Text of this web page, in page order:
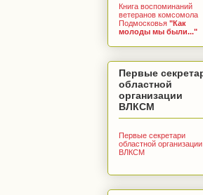
Книга воспоминаний
ветеранов комсомола
Подмосковья "Как
молоды мы были..."
Первые
областной
организации
ВЛКСМ
Первые секретари
областной организации
ВЛКСМ